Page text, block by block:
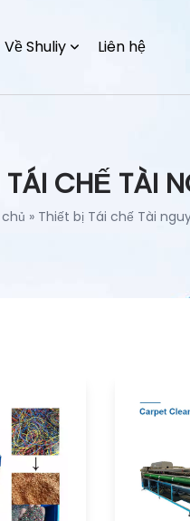
Về Shuliy Liên hệ
TÁI CHẾ TÀI
» Thiết bị Tái chế Tài